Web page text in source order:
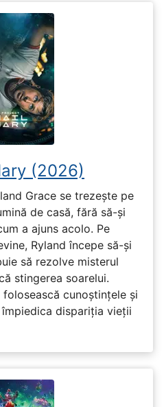
(2026)
Grace se trezește pe
de casă, fără să-și
a ajuns acolo. Pe
Ryland începe să-și
să rezolve misterul
stingerea soarelui.
cunoștințele și
dispariția vieții